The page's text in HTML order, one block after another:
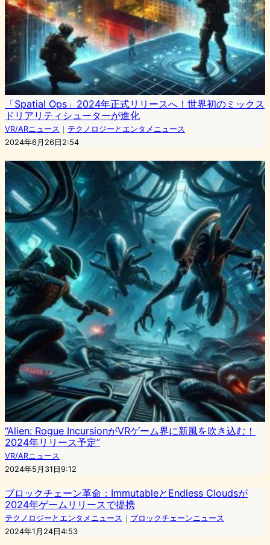
「Spatial Ops」2024年正式リリースへ！世界初のミックス
ドリアリティシューターが進化
VR/ARニュース ｜ テクノロジーとエンタメニュース
2024年6月26日2:54
“Alien: Rogue IncursionがVRゲーム界に新風を吹き込む！
2024年リリース予定”
VR/ARニュース
2024年5月31日9:12
ブロックチェーン革命：ImmutableとEndless Cloudsが
2024年ゲームリリースで提携
テクノロジーとエンタメニュース ｜ ブロックチェーンニュース
2024年1月24日4:53